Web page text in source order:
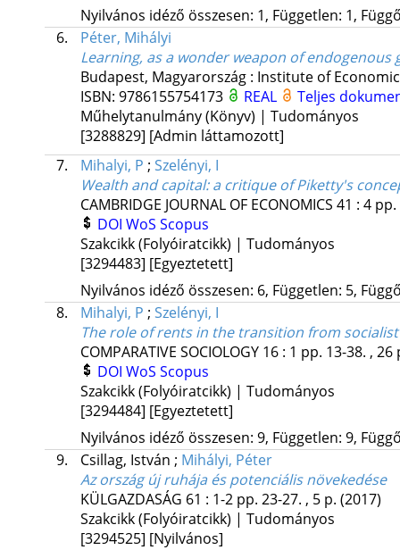
Nyilvános idéző összesen: 1, Független: 1,
6.
Péter, Mihályi
Learning, as a wonder weapon of endogenous
Budapest, Magyarország : Institute of
ISBN: 9786155754173 REAL
Teljes
Műhelytanulmány (Könyv) | Tudományos
[3288829] [Admin láttamozott]
7.
Mihalyi, P ; Szelényi, I
Wealth and capital: a critique of Piketty's
CAMBRIDGE JOURNAL OF ECONOMICS 41 : 4 pp.
DOI WoS Scopus
Szakcikk (Folyóiratcikk) | Tudományos
[3294483] [Egyeztetett]
Nyilvános idéző összesen: 6, Független: 5,
8.
Mihalyi, P ; Szelényi, I
The role of rents in the transition from
COMPARATIVE SOCIOLOGY 16: 1 pp. 13-38. , 26
DOI WoS Scopus
Szakcikk (Folyóiratcikk) | Tudományos
[3294484] [Egyeztetett]
Nyilvános idéző összesen: 9, Független: 9,
9.
Csillag, István ; Mihályi, Péter
Az ország új ruhája és potenciális növekedése
KÜLGAZDASÁG 61 : 1-2 pp. 23-27. , 5 p. (2017)
Szakcikk (Folyóiratcikk) | Tudományos
[3294525] [Nyilvános]